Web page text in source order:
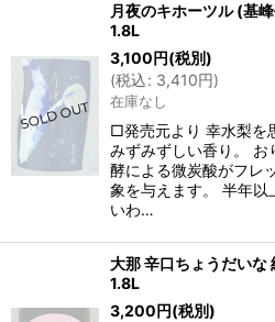
月夜のキホーツル (基
1.8L
3,100円(税別)
(税込: 3,410円)
在庫なし
□発売元より 幸水梨を
みずみずしい香り。 お
酵による微炭酸がフレ
象を与えます。 半年以
いわ…
大那 辛口ちょうだいな
1.8L
3,200円(税別)